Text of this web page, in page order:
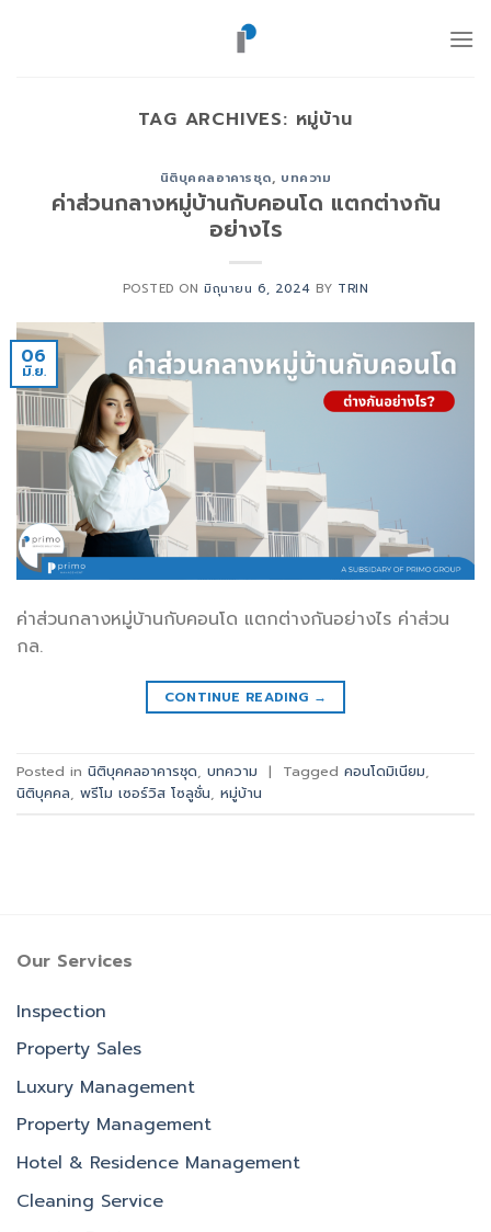
TAG ARCHIVES: หมู่บ้าน
นิติบุคคลอาคารชุด, บทความ
ค่าส่วนกลางหมู่บ้านกับคอนโด แตกต่างกัน
อย่างไร
POSTED ONมิถุนายน 6, 2024 BY TRIN
06
มิ.ย.
ค่าส่วนกลางหมู่บ้านกับคอนโด แตกต่างกันอย่างไร ค่าส่วน
กล.
CONTINUE READING →
Posted in นิติบุคคลอาคารชุด, บทความ | Tagged คอนโดมิเนียม,
นิติบุคคล, พรีโม เซอร์วิส โซลูชั่น, หมู่บ้าน
Our Services
Inspection
Property Sales
Luxury Management
Property Management
Hotel & Residence Management
Cleaning Service